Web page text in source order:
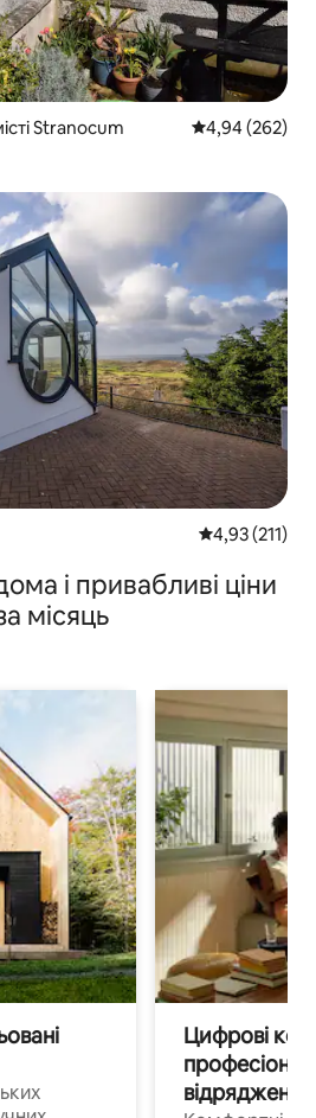
Stranocum Середня
4,94 (262)
Середня
4,93 (211)
і привабливі ціни
місяць
Цифрові